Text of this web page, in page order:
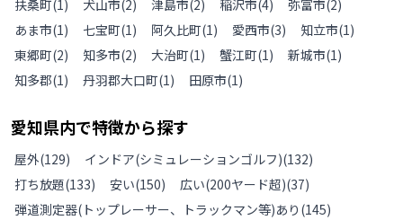
扶桑町(1) 犬山市(2) 津島市(2) 稲沢市(4) 弥富市(2)
あま市(1) 七宝町(1) 阿久比町(1) 愛西市(3) 知立市(1)
東郷町(2) 知多市(2) 大治町(1) 蟹江町(1) 新城市(1)
知多郡(1) 丹羽郡大口町(1) 田原市(1)
愛知県内で特徴から探す
屋外(129) インドア(シミュレーションゴルフ)(132)
打ち放題(133) 安い(150) 広い(200ヤード超)(37)
弾道測定器(トップレーサー、トラックマン等)あり (145)